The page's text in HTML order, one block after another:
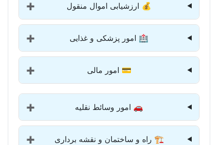
💰 ارزشیابی اموال منقول ➕
🏥 امور پزشکی و غذایی ➕
💳 امور مالی ➕
🚗 امور وسائط نقلیه ➕
🏗️ راه و ساختمان و نقشه برداری ➕